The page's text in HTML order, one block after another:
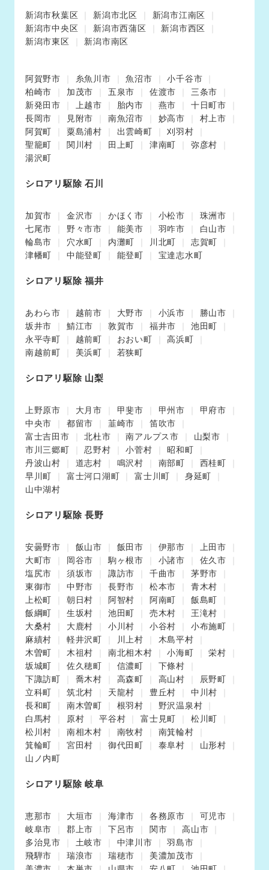
新潟市秋葉区 新潟市北区
新潟市江南区
新潟市中央区
新潟市西蒲区
新潟市西区
新潟市東区
新潟市南区
阿賀野市 糸魚川市 魚沼市
小千谷市
柏崎市
加茂市 五泉市 佐渡市
三条市
新発田市
上越市 胎内市 燕市
十日町市
長岡市
見附市 南魚沼市 妙高市
村上市
阿賀町
粟島浦村 出雲崎町
刈羽村
聖籠町
関川村 田上町 津南町
弥彦村
湯沢町
シロアリ駆除 石川
加賀市 金沢市 かほく市 小松市
珠洲市
七尾市
野々市市 能美市 羽咋市
白山市
輪島市
穴水町 内灘町 川北町
志賀町
津幡町
中能登町 能登町 宝達志水町
シロアリ駆除 福井
あわら市 越前市 大野市 小浜市
勝山市
坂井市
鯖江市 敦賀市 福井市
池田町
永平寺町
越前町 おおい町
高浜町
南越前町
美浜町 若狭町
シロアリ駆除 山梨
上野原市 大月市 甲斐市 甲州市
甲府市
中央市
都留市 韮崎市
笛吹市
富士吉田市
北杜市 南アルプス市
山梨市
市川三郷町
忍野村 小菅村
昭和町
丹波山村
道志村 鳴沢村 南部町
西桂町
早川町
富士河口湖町 富士川町
身延町
山中湖村
シロアリ駆除 長野
安曇野市 飯山市 飯田市 伊那市
上田市
大町市
岡谷市 駒ヶ根市 小諸市
佐久市
塩尻市
須坂市 諏訪市 千曲市
茅野市
東御市
中野市 長野市 松本市
青木村
上松町
朝日村 阿智村 阿南町
飯島町
飯綱町
生坂村 池田町 売木村
王滝村
大桑村
大鹿村 小川村 小谷村
小布施町
麻績村
軽井沢町 川上村
木島平村
木曽町
木祖村 南北相木村 小海町
栄村
坂城町
佐久穂町 信濃町
下條村
下諏訪町
喬木村 高森町 高山村
辰野町
立科町
筑北村 天龍村 豊丘村
中川村
長和町
南木曽町 根羽村
野沢温泉村
白馬村
原村 平谷村 富士見町
松川町
松川村
南相木村 南牧村
南箕輪村
箕輪町
宮田村 御代田町 泰阜村
山形村
山ノ内町
シロアリ駆除 岐阜
恵那市 大垣市 海津市 各務原市
可児市
岐阜市
郡上市 下呂市 関市
高山市
多治見市
土岐市 中津川市
羽島市
飛騨市
瑞浪市 瑞穂市
美濃加茂市